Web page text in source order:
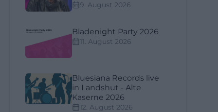
9. August 2026
Bladenight Party 2026
11. August 2026
Bluesiana Records live
in Landshut - Alte
Kaserne 2026
12. August 2026